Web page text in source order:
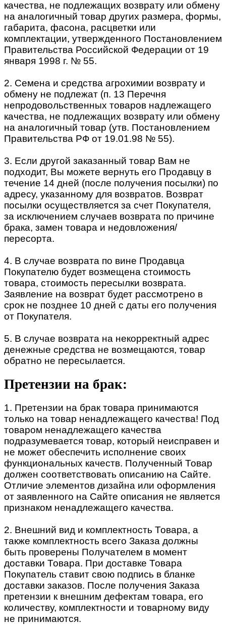
качества, не подлежащих возврату или обмену
на аналогичный товар других размера, формы,
габарита, фасона, расцветки или
комплектации, утвержденного Постановлением
Правительства Российской Федерации от 19
января 1998 г. № 55.
2. Семена и средства агрохимии возврату и
обмену не подлежат (п. 13 Перечня
непродовольственных товаров надлежащего
качества, не подлежащих возврату или обмену
на аналогичный товар (утв. Постановлением
Правительства РФ от 19.01.98 № 55).
3. Если другой заказанный товар Вам не
подходит, Вы можете вернуть его Продавцу в
течение 14 дней (после получения посылки) по
адресу, указанному для возвратов. Возврат
посылки осуществляется за счет Покупателя,
за исключением случаев возврата по причине
брака, замен товара и недовложения/
пересорта.
4. В случае возврата по вине Продавца
Покупателю будет возмещена стоимость
товара, стоимость пересылки возврата.
Заявление на возврат будет рассмотрено в
срок не позднее 10 дней с даты его получения
от Покупателя.
5. В случае возврата на некорректный адрес
денежные средства не возмещаются, товар
обратно не пересылается.
Претензии на брак:
1. Претензии на брак товара принимаются
только на товар ненадлежащего качества! Под
товаром ненадлежащего качества
подразумевается товар, который неисправен и
не может обеспечить исполнение своих
функциональных качеств. Полученный Товар
должен соответствовать описанию на Сайте.
Отличие элементов дизайна или оформления
от заявленного на Сайте описания не является
признаком ненадлежащего качества.
2. Внешний вид и комплектность Товара, а
также комплектность всего Заказа должны
быть проверены Получателем в момент
доставки Товара. При доставке Товара
Покупатель ставит свою подпись в бланке
доставки заказов. После получения Заказа
претензии к внешним дефектам товара, его
количеству, комплектности и товарному виду
не принимаются.